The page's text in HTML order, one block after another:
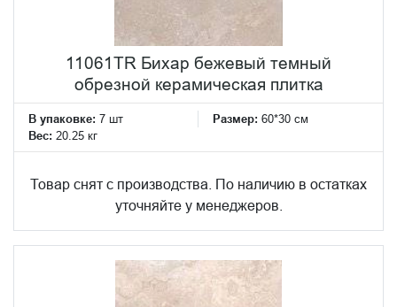
11061TR Бихар бежевый темный
обрезной керамическая плитка
В упаковке: 7 шт Размер: 60*30 см
Вес: 20.25 кг
Товар снят с производства. По наличию в остатках
уточняйте у менеджеров.